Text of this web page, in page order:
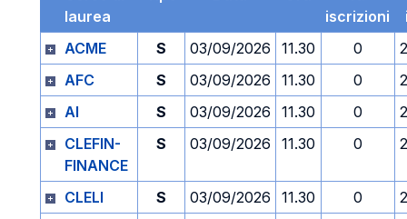
laurea
iscrizioni
ACME
S 03/09/2026 11.30 0
AFC
S 03/09/2026 11.30 0
AI
S 03/09/2026 11.30 0
CLEFIN-
FINANCE
S 03/09/2026 11.30 0
CLELI S 03/09/2026 11.30 0